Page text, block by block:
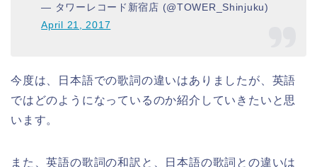
— タワーレコード新宿店 (@TOWER_Shinjuku)
April 21, 2017
今度は、日本語での歌詞の違いはありましたが、英語
ではどのようになっているのか紹介していきたいと思
います。
また、英語の歌詞の和訳と、日本語の歌詞との違いは